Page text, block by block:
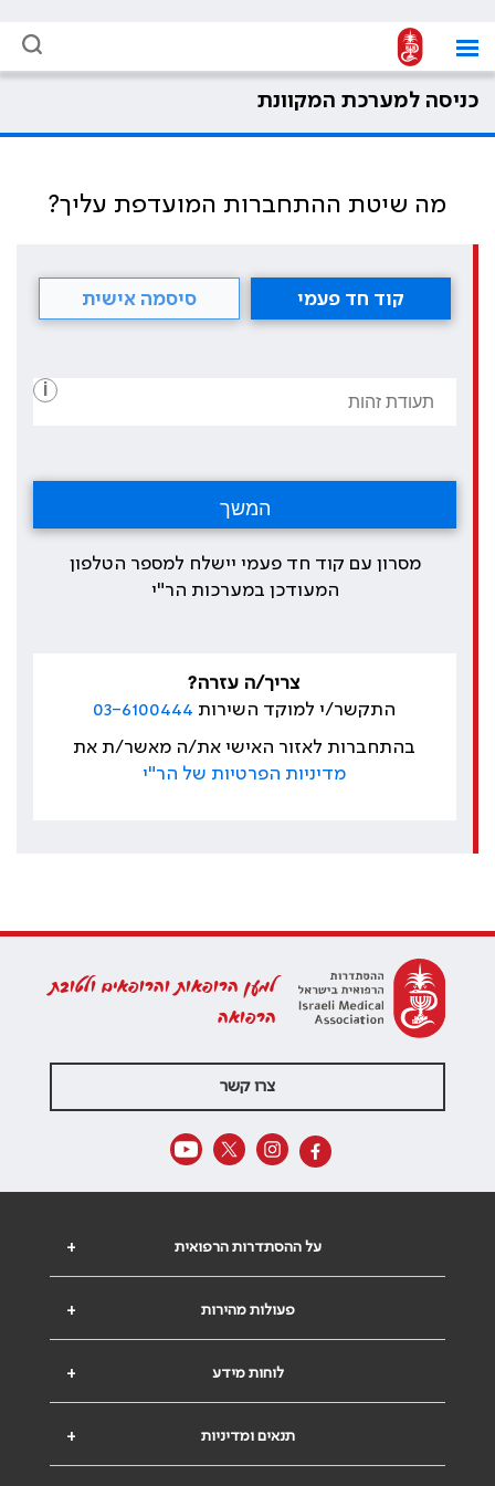
כניסה למערכת המקוונת
מה שיטת ההתחברות המועדפת עליך?
קוד חד פעמי סיסמה אישית
i
מסרון עם קוד חד פעמי יישלח למספר הטלפון
המעודכן במערכות הר"י
צריך/ה עזרה?
התקשר/י למוקד השירות 03-6100444
בהתחברות לאזור האישי את/ה מאשר/ת את
מדיניות הפרטיות של הר"י
למען הרופאות והרופאים ולטובת
הרפואה
צרו קשר
+ על ההסתדרות הרפואית
+ פעולות מהירות
+ לוחות מידע
+ תנאים ומדיניות